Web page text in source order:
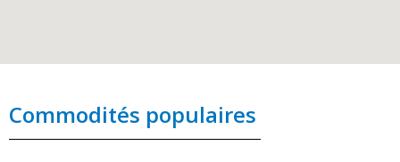
Commodités populaires